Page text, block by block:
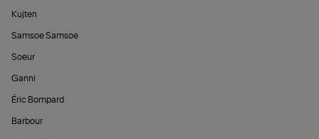
Kujten
Samsoe Samsoe
Soeur
Ganni
Éric Bompard
Barbour